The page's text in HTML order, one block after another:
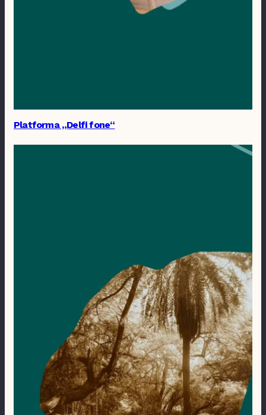
Platforma „Delfi fone“